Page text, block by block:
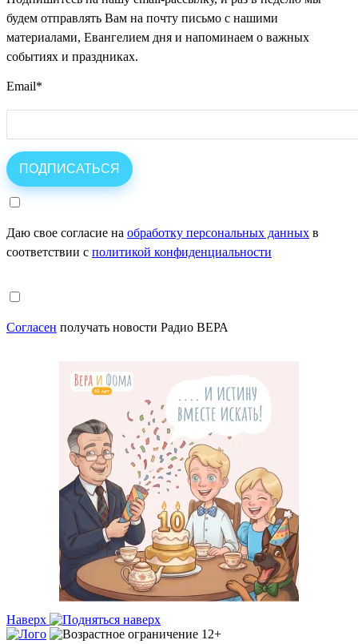
будем отправлять Вам на почту письмо с нашими
материалами, Евангелием дня и напоминаем о важных
событиях и праздниках.
Email*
Даю свое согласие на обработку персональных данных в
соответствии с политикой конфиденциальности
Согласен получать новости Радио ВЕРА
Наверх